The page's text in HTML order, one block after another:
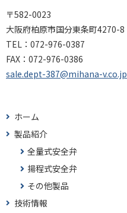
〒582-0023
大阪府柏原市国分東条町4270-8
TEL： 072-976-0387
FAX： 072-976-0386
sale.dept-387@mihana-v.co.jp
ホーム
製品紹介
全量式安全弁
揚程式安全弁
その他製品
技術情報